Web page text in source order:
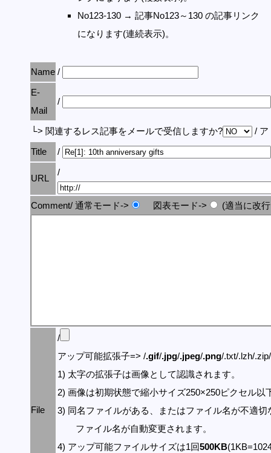
No123-130 → 記事No123～130 の記事リンク
になります(連続表示)。
Name /
E-
Mail
/
└> 関連するレス記事をメールで受信しますか?
/ ア
Title
/
URL
/
Comment/ 通常モード-> 図表モード-> (適当に改
File
/
アップ可能拡張子=> /.gif/.jpg/.jpeg/.png/.txt/.lzh/
1) 太字の拡張子は画像として認識されます。
2) 画像は初期状態で縮小サイズ250×250ピクセル以
3) 同名ファイルがある、またはファイル名が不適切
ファイル名が自動変更されます。
4) アップ可能ファイルサイズは1回500KB